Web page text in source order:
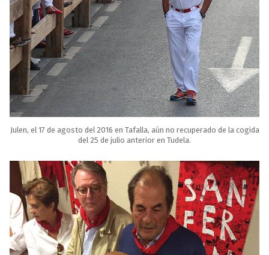
Julen, el 17 de agosto del 2016 en Tafalla, aún no recuperado de la cogida
del 25 de julio anterior en Tudela.